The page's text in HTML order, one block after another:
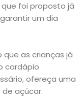
foi proposto já
um dia
as crianças já
cardápio
ofereça uma
açúcar.